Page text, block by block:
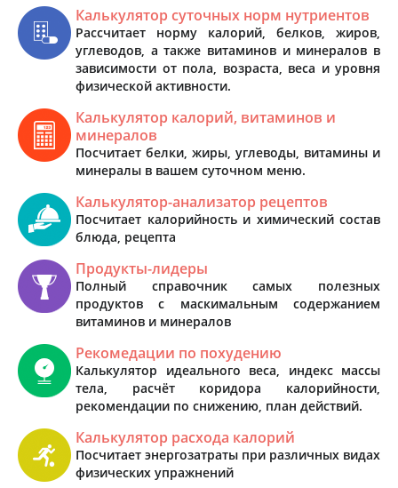
Калькулятор суточных норм нутриентов
Рассчитает норму калорий, белков, жиров,
углеводов, а также витаминов и минералов в
зависимости от пола, возраста, веса и уровня
физической активности.
Калькулятор калорий, витаминов и
минералов
Посчитает белки, жиры, углеводы, витамины и
минералы в вашем суточном меню.
Калькулятор-анализатор рецептов
Посчитает калорийность и химический состав
блюда, рецепта
Продукты-лидеры
Полный справочник самых полезных
продуктов с маскимальным содержанием
витаминов и минералов
Рекомедации по похудению
Калькулятор идеального веса, индекс массы
тела, расчёт коридора калорийности,
рекомендации по снижению, план действий.
Калькулятор расхода калорий
Посчитает энергозатраты при различных видах
физических упражнений